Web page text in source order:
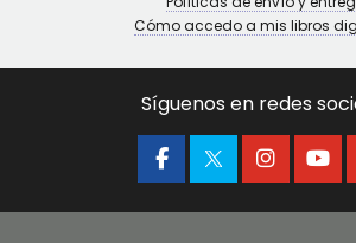
Cómo accedo a mis libros
Síguenos en redes